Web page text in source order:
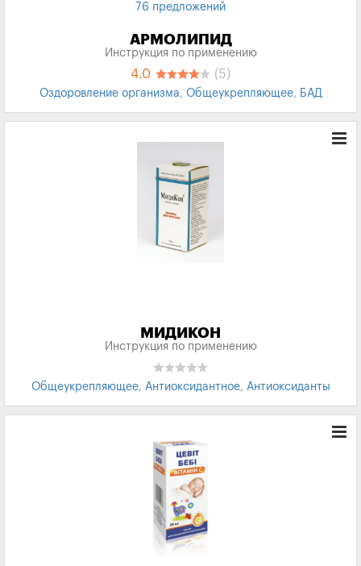
76 предложений
АРМОЛИПИД
Инструкция по применению
4.0 (5)
Оздоровление организма, Общеукрепляющее, БАД
МИДИКОН
Инструкция по применению
Общеукрепляющее, Антиоксидантное, Антиоксиданты